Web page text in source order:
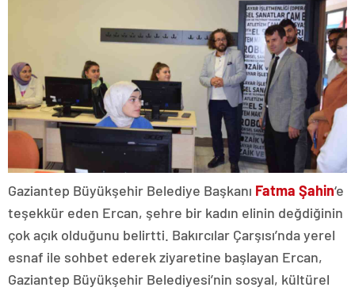
Gaziantep Büyükşehir Belediye Başkanı Fatma Şahin‘e
teşekkür eden Ercan, şehre bir kadın elinin değdiğinin
çok açık olduğunu belirtti. Bakırcılar Çarşısı’nda yerel
esnaf ile sohbet ederek ziyaretine başlayan Ercan,
Gaziantep Büyükşehir Belediyesi’nin sosyal, kültürel